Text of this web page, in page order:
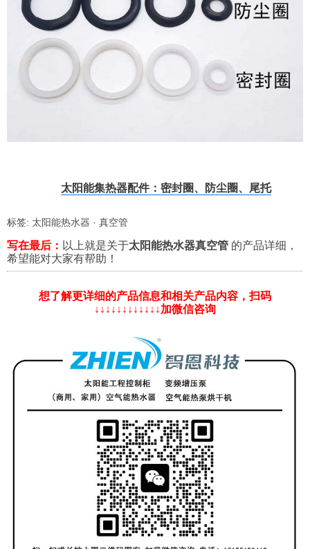
太阳能集热器配件：密封圈、防尘圈、尾托
标签: 太阳能热水器 · 真空管
写在最后： 以上就是关于太阳能热水器真空管 的产品详细，
希望能对大家有帮助！
想了解更详细的产品信息和相关产品内容，扫码
↓↓↓↓↓↓↓↓↓↓↓↓加微信咨询